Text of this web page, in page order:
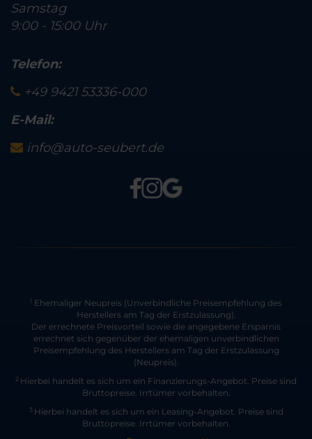
Samstag
9:00 - 15:00 Uhr
Telefon:
+49 9421 53336-000
E-Mail:
info@auto-seubert.de
1
Ehemaliger Neupreis (Unverbindliche Preisempfehlung des
Herstellers am Tag der Erstzulassung).
Der errechnete Preisvorteil sowie die angegebene Ersparnis
errechnet sich gegenüber der ehemaligen unverbindlichen
Preisempfehlung des Herstellers am Tag der Erstzulassung
(Neupreis).
2 Hierbei handelt es sich um ein Finanzierungs-Angebot. Preise sind
Bruttopreise. Irrtümer vorbehalten.
3 Hierbei handelt es sich um ein Leasing-Angebot. Preise sind
Bruttopreise. Irrtümer vorbehalten.